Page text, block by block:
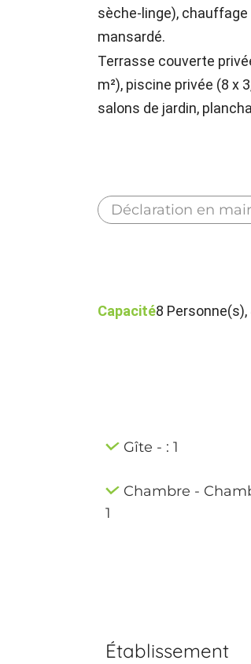
sèche-linge),
mansardé.
Terrasse couverte
m²), piscine privée (8 x
salons de jardin,
Déclaration en
Capacité8
Gîte - : 1
Chambre -
1
Établissement